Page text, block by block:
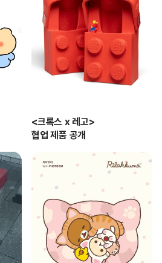
<크록스 x 레고>
협업 제품 공개